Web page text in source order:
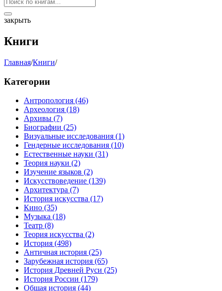
закрыть
Книги
Главная/Книги/
Категории
Антропология (46)
Археология (18)
Архивы (7)
Биографии (25)
Визуальные исследования (1)
Гендерные исследования (10)
Естественные науки (31)
Теория науки (2)
Изучение языков (2)
Искусствоведение (139)
Архитектура (7)
История искусства (17)
Кино (35)
Музыка (18)
Театр (8)
Теория искусства (2)
История (498)
Античная история (25)
Зарубежная история (65)
История Древней Руси (25)
История России (179)
Общая история (44)